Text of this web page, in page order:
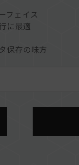
フェイス
に最適
保存の味方